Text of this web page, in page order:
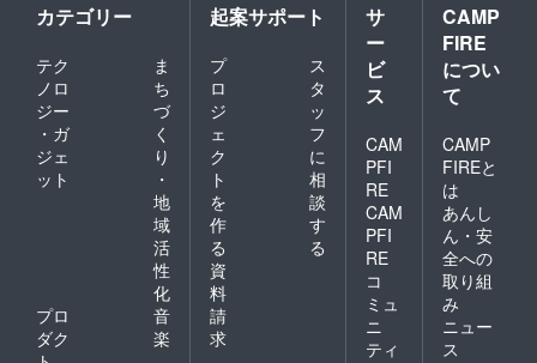
カテゴリー
テク
ノロ
ジー
・ガ
ジェ
ット
ま
ち
づ
く
り
・
地
域
活
性
化
プロ
ダク
音
楽
起案サポート
プ
ロ
ジ
ェ
ク
ト
を
作
る
ス
タ
ッ
フ
に
相
談
す
る
資
料
請
求
サ
ー
ビ
ス
CAM
PFI
RE
CAM
PFI
RE
コ
ミュ
ニ
ティ
CAMP
FIRE
につい
て
CAMP
FIREと
は
あんし
ん・安
全への
取り組
み
ニュー
ス